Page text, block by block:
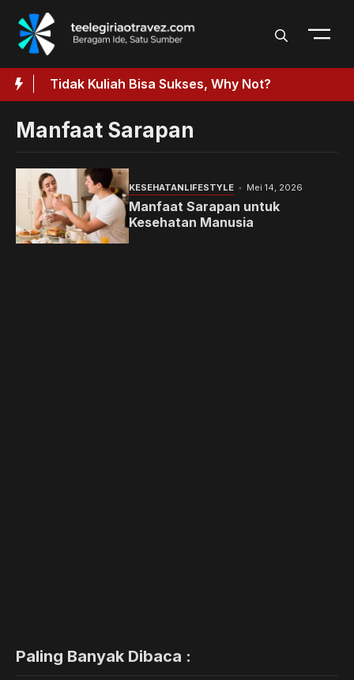
Langsung
Tidak Kuliah Bisa Sukses, Why Not?
Manfaat Sarapan
KESEHATANLIFESTYLE Mei 14, 2026
Manfaat Sarapan untuk
Kesehatan Manusia
Paling Banyak Dibaca :